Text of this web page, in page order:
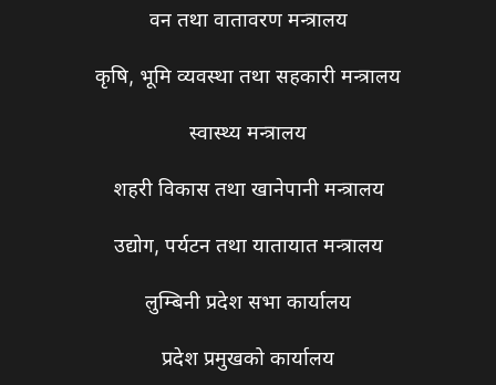
वन तथा वातावरण मन्त्रालय
कृषि, भूमि व्यवस्था तथा सहकारी मन्त्रालय
स्वास्थ्य मन्त्रालय
शहरी विकास तथा खानेपानी मन्त्रालय
उद्योग, पर्यटन तथा यातायात मन्त्रालय
लुम्बिनी प्रदेश सभा कार्यालय
प्रदेश प्रमुखको कार्यालय